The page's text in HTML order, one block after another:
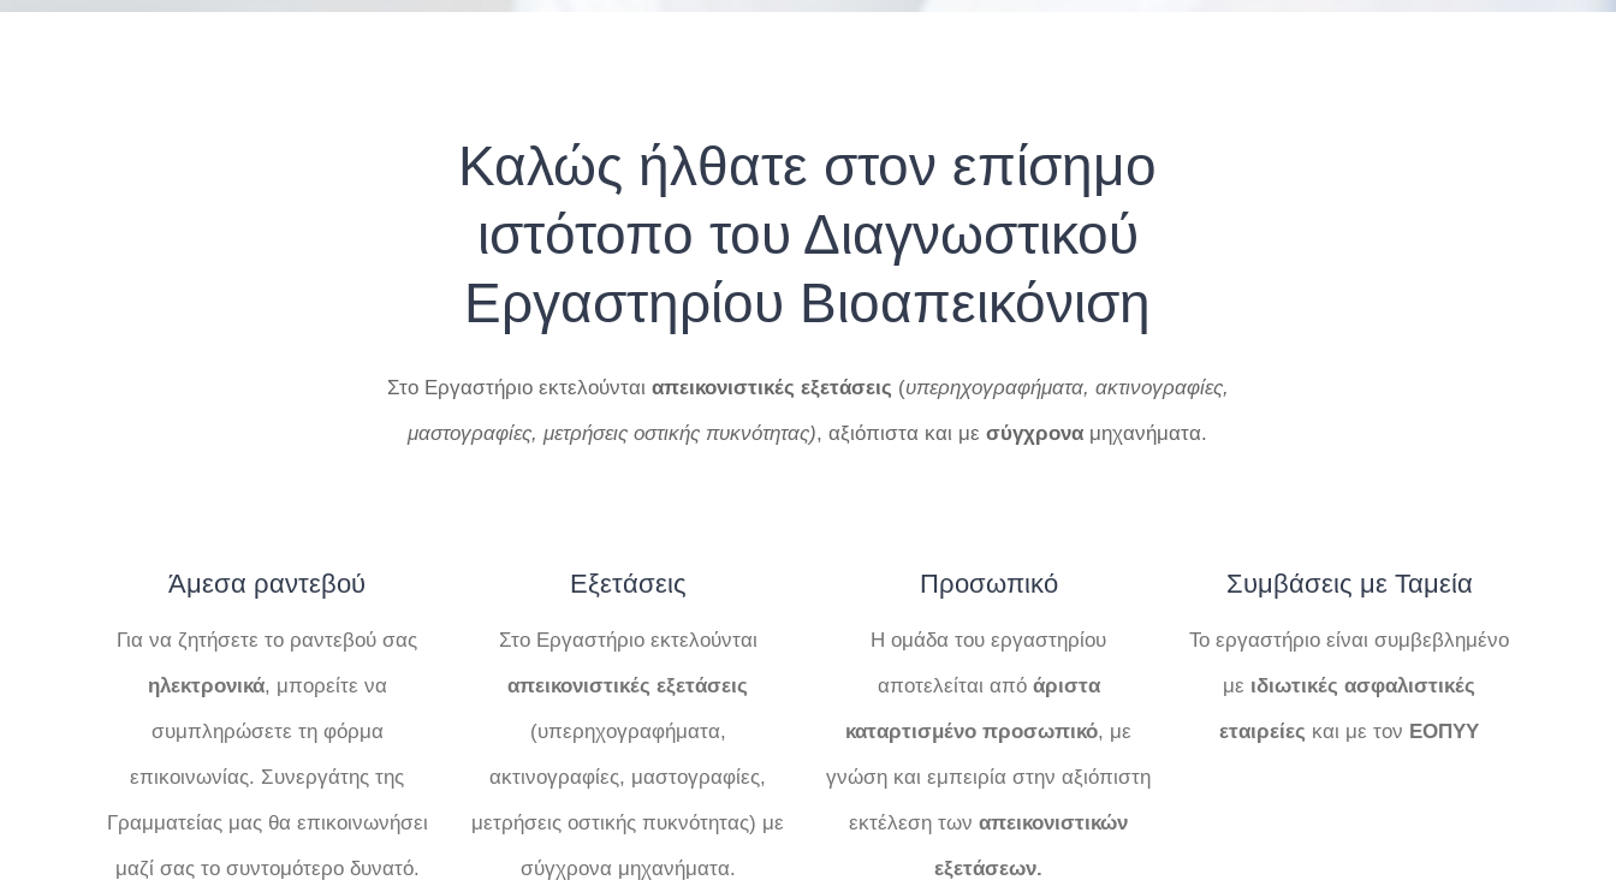
Καλώς ήλθατε στον επίσημο
ιστότοπο του Διαγνωστικού
Εργαστηρίου Βιοαπεικόνιση
Στο Εργαστήριο εκτελούνται απεικονιστικές εξετάσεις (υπερηχογραφήματα, ακτινογραφίες,
μαστογραφίες, μετρήσεις οστικής πυκνότητας), αξιόπιστα και μεσύγχρονα μηχανήματα.
Άμεσα ραντεβού
Για να ζητήσετε το ραντεβού σας
ηλεκτρονικά, μπορείτε να
συμπληρώσετε τη φόρμα
επικοινωνίας. Συνεργάτης της
Γραμματείας μας θα επικοινωνήσει
μαζί σας το συντομότερο δυνατό.
Εξετάσεις
Στο Εργαστήριο εκτελούνται
απεικονιστικές εξετάσεις
(υπερηχογραφήματα,
ακτινογραφίες, μαστογραφίες,
μετρήσεις οστικής πυκνότητας) με
σύγχρονα μηχανήματα.
Προσωπικό
Η ομάδα του εργαστηρίου
αποτελείται από άριστα
καταρτισμένο προσωπικό, με
γνώση και εμπειρία στην αξιόπιστη
εκτέλεση των απεικονιστικών
εξετάσεων.
Συμβάσεις με Ταμεία
Το εργαστήριο είναι συμβεβλημένο
με ιδιωτικές ασφαλιστικές
εταιρείες και με τον ΕΟΠΥΥ